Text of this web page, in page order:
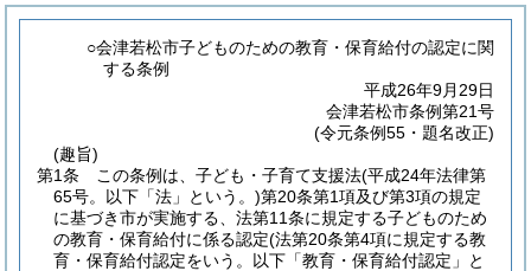
○会津若松市子どものための教育・保育給付の認定に関
する条例
平成26年9月29日
会津若松市条例第21号
(令元条例55・題名改正)
(趣旨)
第1条
この条例は、子ども・子育て支援法(平成24年法律第
65号。以下「法」という。)第20条第1項及び第3項の規定
に基づき市が実施する、法第11条に規定する子どものため
の教育・保育給付に係る認定(法第20条第4項に規定する教
育・保育給付認定をいう。以下「教育・保育給付認定」と